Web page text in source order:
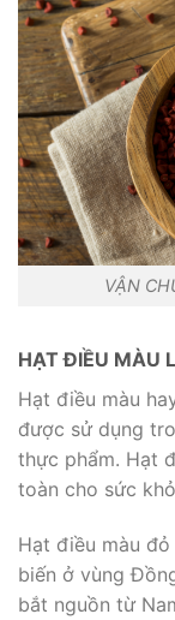
VẬN
HẠT ĐIỀU MÀU
Hạt điều màu
được sử dụng
thực phẩm. Hạt
toàn cho sức
Hạt điều màu
biến ở vùng
bắt nguồn từ